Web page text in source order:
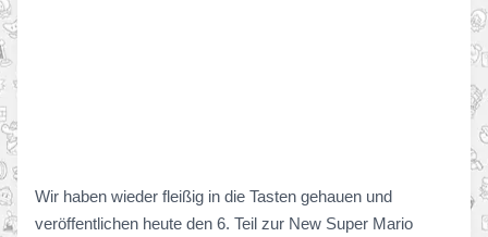
Wir haben wieder fleißig in die Tasten gehauen und
veröffentlichen heute den 6. Teil zur New Super Mario